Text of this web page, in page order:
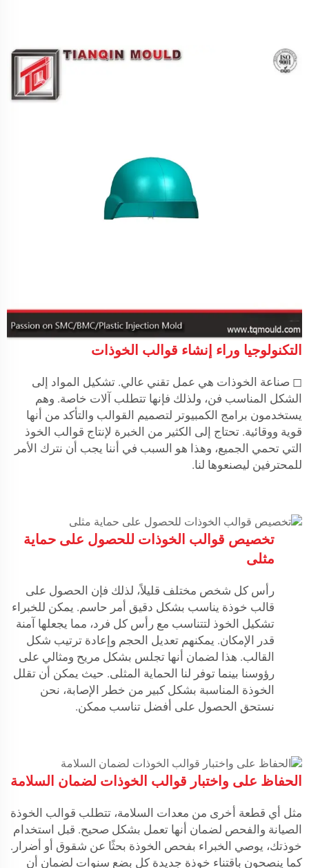
التكنولوجيا وراء إنشاء قوالب الخوذات
◻ صناعة الخوذات هي عمل تقني عالي. تشكيل المواد إلى
الشكل المناسب فن، ولذلك فإنها تتطلب آلات خاصة. وهم
يستخدمون برامج الكمبيوتر لتصميم القوالب والتأكد من أنها
قوية ووقائية. تحتاج إلى الكثير من الخبرة لإنتاج قوالب الخوذ
التي تحمي الجميع، وهذا هو السبب في أننا يجب أن نترك الأمر
للمحترفين ليصنعوها لنا.
تخصيص قوالب الخوذات للحصول على حماية
مثلى
رأس كل شخص مختلف قليلاً، لذلك فإن الحصول على
قالب خوذة يناسب بشكل دقيق أمر حاسم. يمكن للخبراء
تشكيل الخوذ لتتناسب مع رأس كل فرد، مما يجعلها آمنة
قدر الإمكان. يمكنهم تعديل الحجم وإعادة ترتيب شكل
القالب. هذا لضمان أنها تجلس بشكل مريح ومثالي على
رؤوسنا بينما توفر لنا الحماية المثلى. حيث يمكن أن تقلل
الخوذة المناسبة بشكل كبير من خطر الإصابة، نحن
نستحق الحصول على أفضل تناسب ممكن.
الحفاظ على واختبار قوالب الخوذات لضمان السلامة
مثل أي قطعة أخرى من معدات السلامة، تتطلب قوالب الخوذة
الصيانة والفحص لضمان أنها تعمل بشكل صحيح. قبل استخدام
خوذتك، يوصي الخبراء بفحص الخوذة بحثًا عن شقوق أو أضرار.
كما ينصحون باقتناء خوذة جديدة كل بضع سنوات لضمان أن